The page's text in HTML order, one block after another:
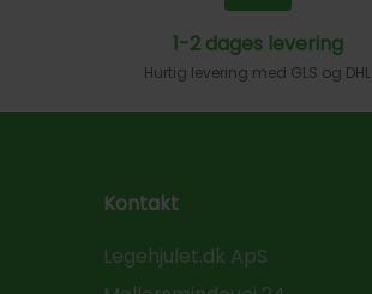
1-2 dages levering
Hurtig levering med GLS og DHL
Kontakt
Legehjulet.dk ApS